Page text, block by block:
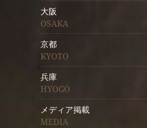
大阪
OSAKA
京都
KYOTO
兵庫
HYOGO
メディア掲載
MEDIA